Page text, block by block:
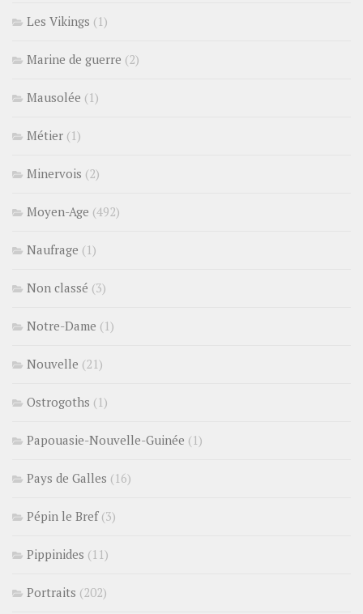
Les Vikings (1)
Marine de guerre (2)
Mausolée (1)
Métier (1)
Minervois (2)
Moyen-Age (492)
Naufrage (1)
Non classé (3)
Notre-Dame (1)
Nouvelle (21)
Ostrogoths (1)
Papouasie-Nouvelle-Guinée (1)
Pays de Galles (16)
Pépin le Bref(3)
Pippinides (11)
Portraits (202)